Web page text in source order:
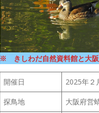
※ きしわだ自然資料館と大阪
開催日 2025年２
探鳥地 大阪府営